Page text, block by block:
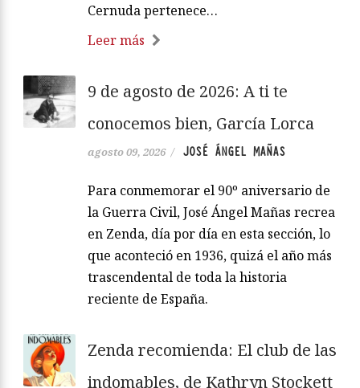
Cernuda pertenece…
Leer más
9 de agosto de 2026: A ti te
conocemos bien, García Lorca
agosto 09, 2026 / JOSÉ ÁNGEL MAÑAS
Para conmemorar el 90º aniversario de
la Guerra Civil, José Ángel Mañas recrea
en Zenda, día por día en esta sección, lo
que aconteció en 1936, quizá el año más
trascendental de toda la historia
reciente de España.
Zenda recomienda: El club de las
indomables, de Kathryn Stockett